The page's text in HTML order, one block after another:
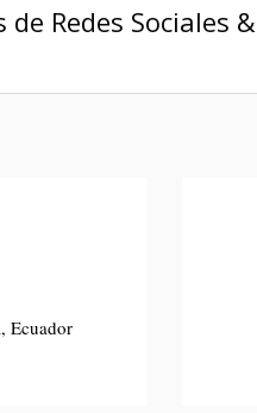
de Redes Sociales
Ecuador